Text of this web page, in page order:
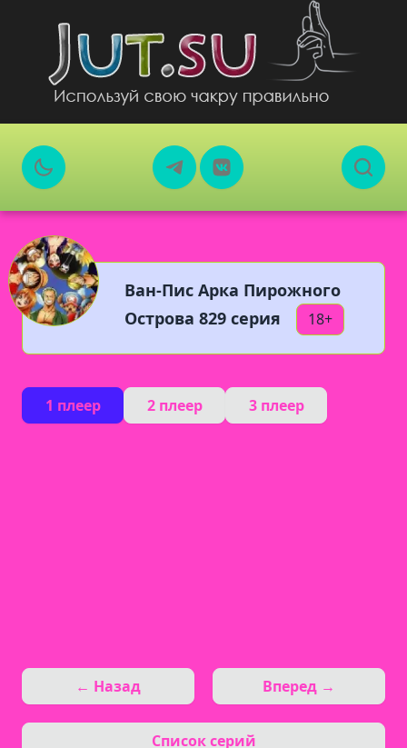
Ван-Пис Арка Пирожного
Острова 829 серия
18+
1 плеер 2 плеер 3 плеер
← Назад
Список серий
Вперед →